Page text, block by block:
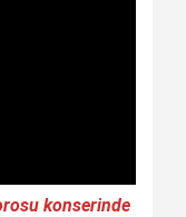
konserinde